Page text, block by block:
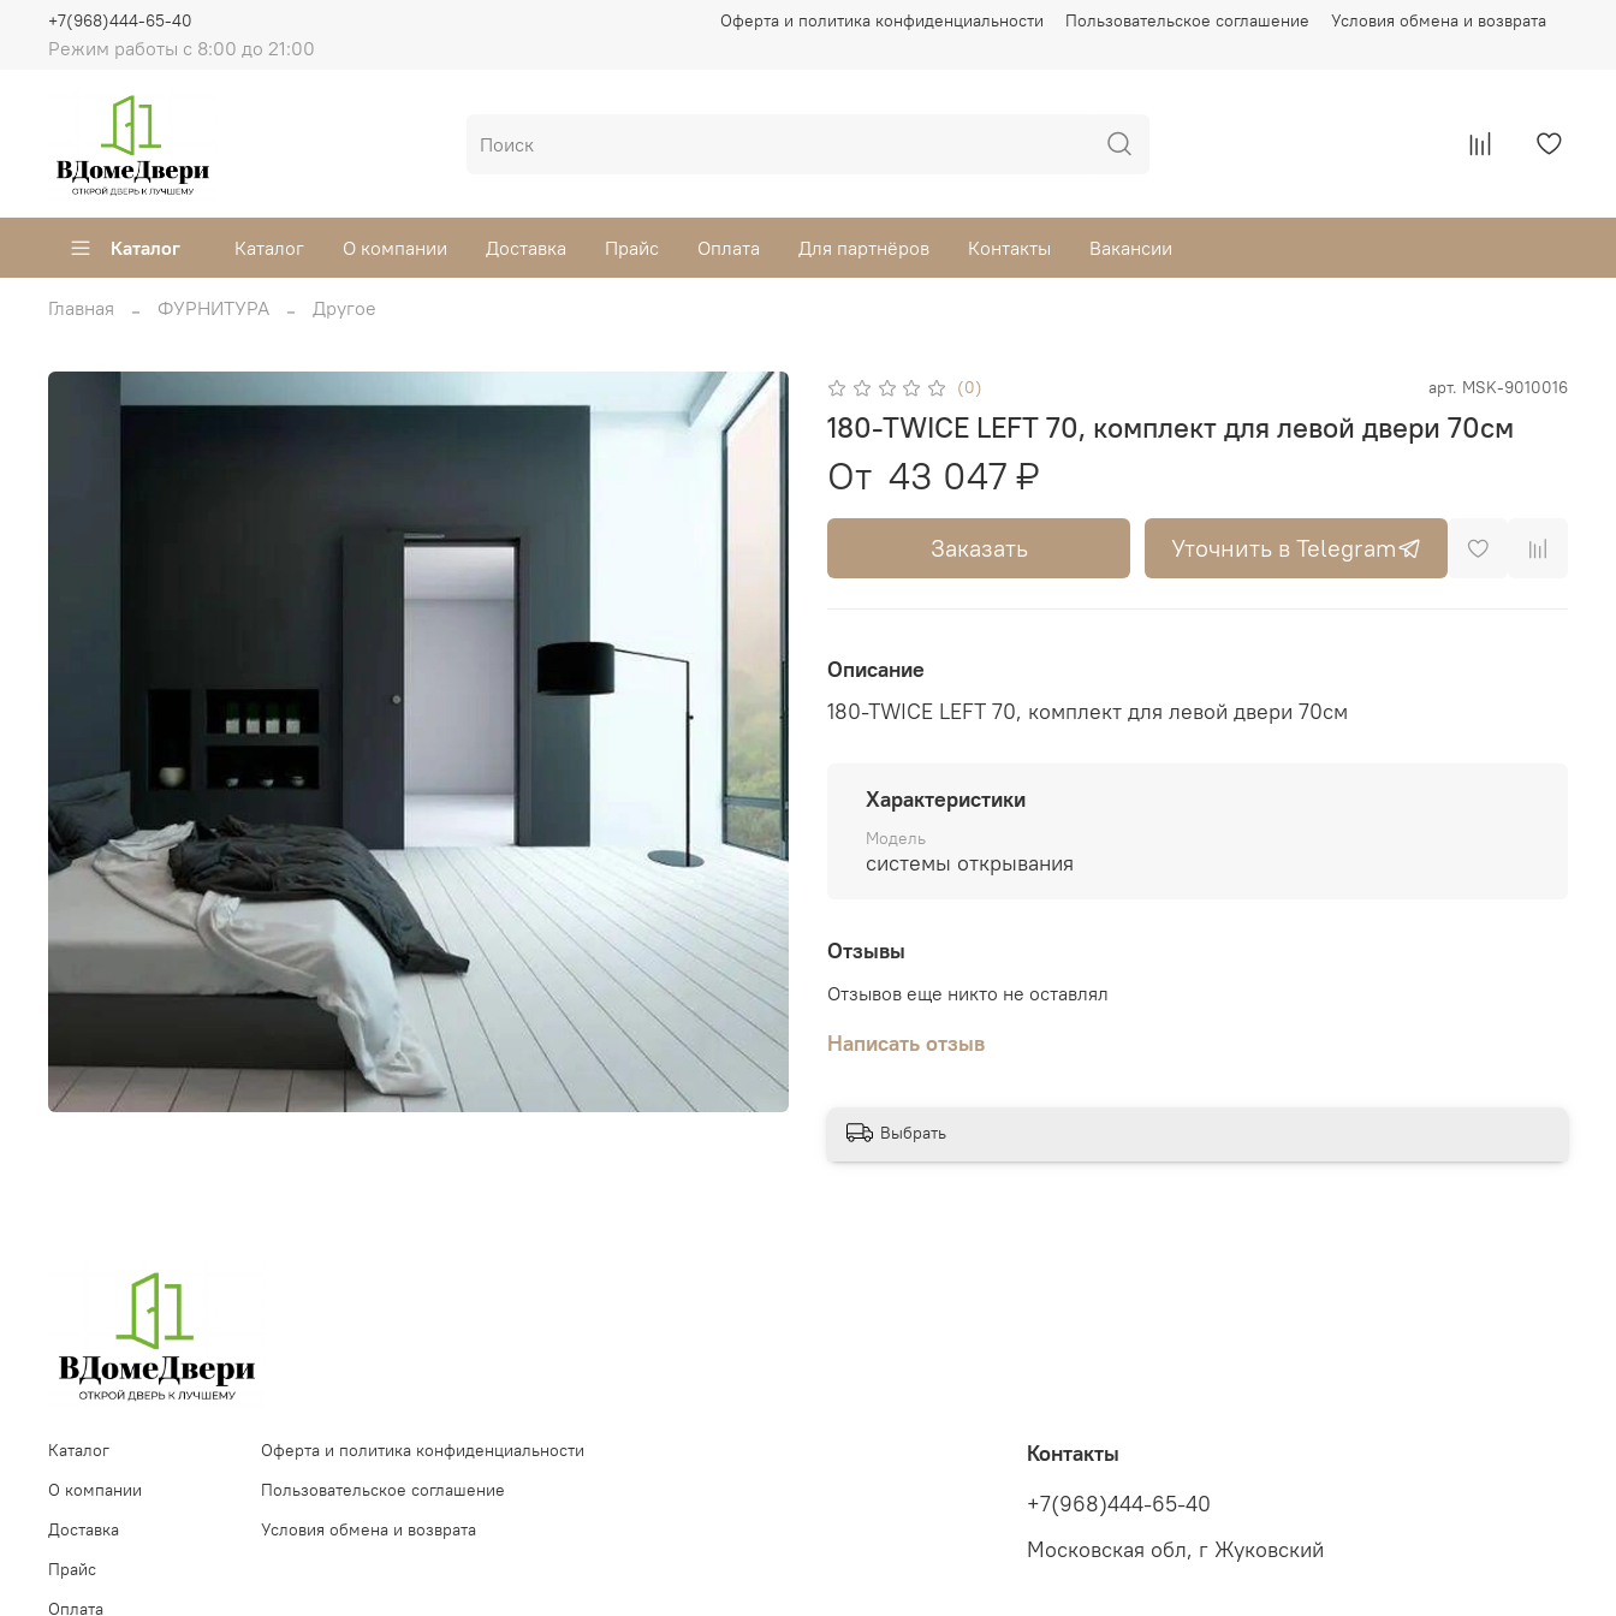
Оферта и политика конфиденциальности Пользовательское соглашение Условия обмена и возврата
Режим работы с 8:00 до 21:00
+7(968)444-65-40
Каталог Каталог О компании Доставка Прайс Оплата Для партнёров Контакты Вакансии
Главная ФУРНИТУРА Другое
(0) арт. MSK-9010016
180-TWICE LEFT 70, комплект для левой двери 70см
От 43 047 ₽
Заказать Уточнить в Telegram
Описание
180-TWICE LEFT 70, комплект для левой двери 70см
Характеристики
Модель
системы открывания
Отзывы
Отзывов еще никто не оставлял
Написать отзыв
Выбрать
Каталог
О компании
Доставка
Прайс
Оплата
Оферта и политика конфиденциальности
Пользовательское соглашение
Условия обмена и возврата
Контакты
+7(968)444-65-40
Московская обл, г Жуковский